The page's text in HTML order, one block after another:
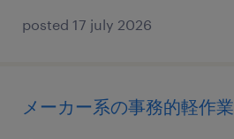
posted 17 july 2026
メーカー系の事務的軽作業